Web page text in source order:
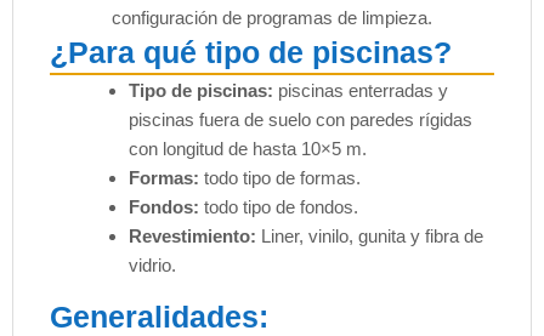
configuración de programas de limpieza.
¿Para qué tipo de piscinas?
Tipo de piscinas: piscinas enterradas y
piscinas fuera de suelo con paredes rígidas
con longitud de hasta 10×5 m.
Formas: todo tipo de formas.
Fondos: todo tipo de fondos.
Revestimiento: Liner, vinilo, gunita y fibra de
vidrio.
Generalidades: